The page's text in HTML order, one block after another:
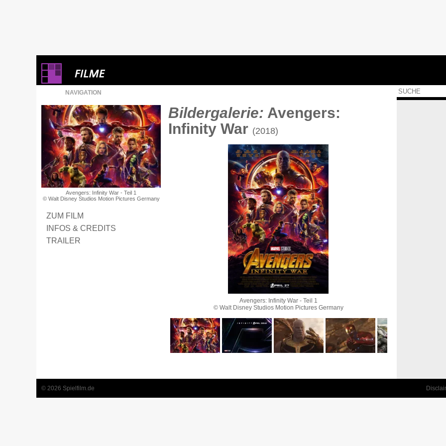
NAVIGATION
Avengers: Infinity War - Teil 1
© Walt Disney Studios Motion Pictures Germany
ZUM FILM
INFOS & CREDITS
TRAILER
Bildergalerie: Avengers:
Infinity War (2018)
Avengers: Infinity War - Teil 1
© Walt Disney Studios Motion Pictures Germany
© 2026 Spielfilm.de